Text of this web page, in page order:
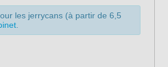
les jerrycans (à partir de 6,5
.